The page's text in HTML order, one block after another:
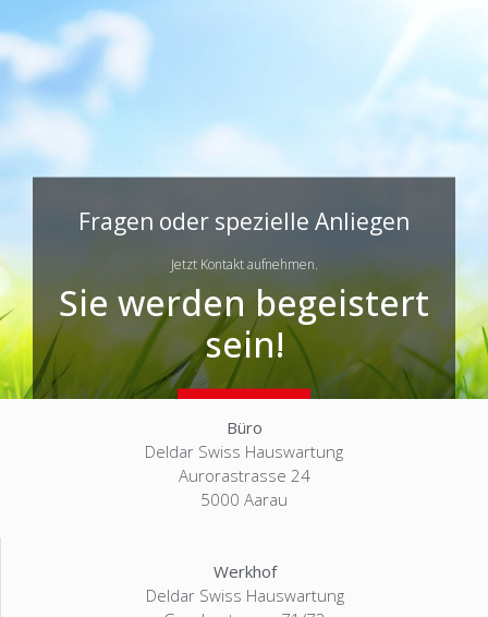
Fragen oder spezielle Anliegen
Jetzt Kontakt aufnehmen.
Sie werden begeistert
sein!
Büro
Deldar Swiss Hauswartung
Aurorastrasse 24
5000 Aarau
Werkhof
Deldar Swiss Hauswartung